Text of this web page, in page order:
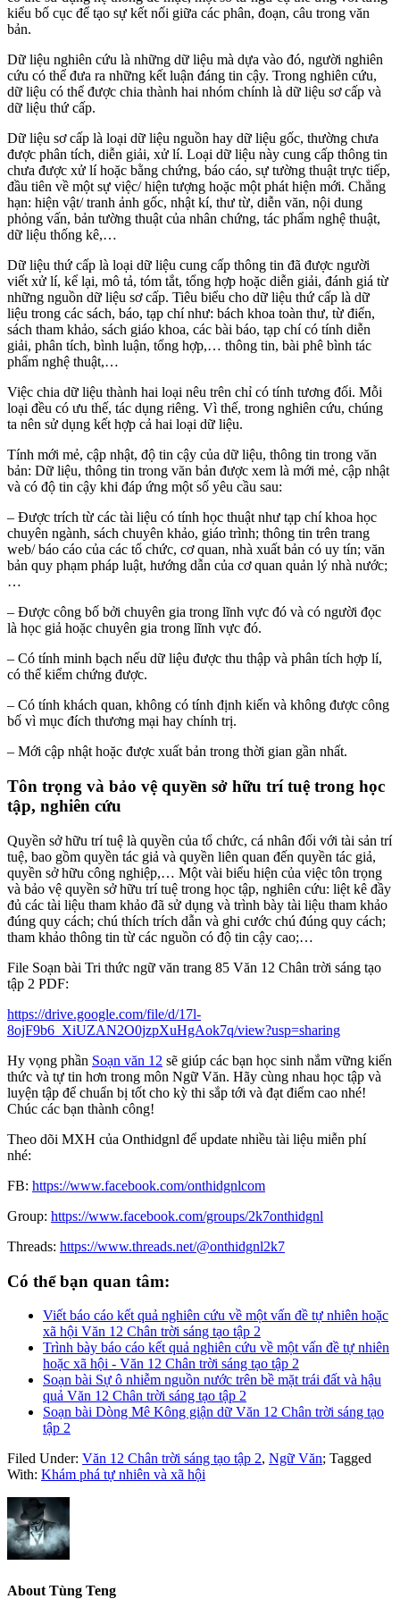
kiểu bố cục để tạo sự kết nối giữa các phân, đoạn, câu trong văn
bản.
Dữ liệu nghiên cứu là những dữ liệu mà dựa vào đó, người nghiên
cứu có thể đưa ra những kết luận đáng tin cậy. Trong nghiên cứu,
dữ liệu có thể được chia thành hai nhóm chính là dữ liệu sơ cấp và
dữ liệu thứ cấp.
Dữ liệu sơ cấp là loại dữ liệu nguồn hay dữ liệu gốc, thường chưa
được phân tích, diễn giải, xử lí. Loại dữ liệu này cung cấp thông tin
chưa được xử lí hoặc bằng chứng, báo cáo, sự tường thuật trực tiếp,
đầu tiên về một sự việc/ hiện tượng hoặc một phát hiện mới. Chẳng
hạn: hiện vật/ tranh ảnh gốc, nhật kí, thư từ, diễn văn, nội dung
phỏng vấn, bản tường thuật của nhân chứng, tác phẩm nghệ thuật,
dữ liệu thống kê,…
Dữ liệu thứ cấp là loại dữ liệu cung cấp thông tin đã được người
viết xử lí, kể lại, mô tả, tóm tắt, tổng hợp hoặc diễn giải, đánh giá từ
những nguồn dữ liệu sơ cấp. Tiêu biểu cho dữ liệu thứ cấp là dữ
liệu trong các sách, báo, tạp chí như: bách khoa toàn thư, từ điển,
sách tham khảo, sách giáo khoa, các bài báo, tạp chí có tính diễn
giải, phân tích, bình luận, tổng hợp,… thông tin, bài phê bình tác
phẩm nghệ thuật,…
Việc chia dữ liệu thành hai loại nêu trên chỉ có tính tương đối. Mỗi
loại đều có ưu thế, tác dụng riêng. Vì thế, trong nghiên cứu, chúng
ta nên sử dụng kết hợp cả hai loại dữ liệu.
Tính mới mẻ, cập nhật, độ tin cậy của dữ liệu, thông tin trong văn
bản: Dữ liệu, thông tin trong văn bản được xem là mới mẻ, cập nhật
và có độ tin cậy khi đáp ứng một số yêu cầu sau:
– Được trích từ các tài liệu có tính học thuật như tạp chí khoa học
chuyên ngành, sách chuyên khảo, giáo trình; thông tin trên trang
web/ báo cáo của các tổ chức, cơ quan, nhà xuất bản có uy tín; văn
bản quy phạm pháp luật, hướng dẫn của cơ quan quản lý nhà nước;
…
– Được công bố bởi chuyên gia trong lĩnh vực đó và có người đọc
là học giả hoặc chuyên gia trong lĩnh vực đó.
– Có tính minh bạch nếu dữ liệu được thu thập và phân tích hợp lí,
có thể kiểm chứng được.
– Có tính khách quan, không có tính định kiến và không được công
bố vì mục đích thương mại hay chính trị.
– Mới cập nhật hoặc được xuất bản trong thời gian gần nhất.
Tôn trọng và bảo vệ quyền sở hữu trí tuệ trong học
tập, nghiên cứu
Quyền sở hữu trí tuệ là quyền của tổ chức, cá nhân đối với tài sản trí
tuệ, bao gồm quyền tác giả và quyền liên quan đến quyền tác giả,
quyền sở hữu công nghiệp,… Một vài biểu hiện của việc tôn trọng
và bảo vệ quyền sở hữu trí tuệ trong học tập, nghiên cứu: liệt kê đầy
đủ các tài liệu tham khảo đã sử dụng và trình bày tài liệu tham khảo
đúng quy cách; chú thích trích dẫn và ghi cước chú đúng quy cách;
tham khảo thông tin từ các nguồn có độ tin cậy cao;…
File Soạn bài Tri thức ngữ văn trang 85 Văn 12 Chân trời sáng tạo
tập 2 PDF:
https://drive.google.com/file/d/17l-
8ojF9b6_XiUZAN2O0jzpXuHgAok7q/view?usp=sharing
Hy vọng phần Soạn văn 12 sẽ giúp các bạn học sinh nắm vững kiến
thức và tự tin hơn trong môn Ngữ Văn. Hãy cùng nhau học tập và
luyện tập để chuẩn bị tốt cho kỳ thi sắp tới và đạt điểm cao nhé!
Chúc các bạn thành công!
Theo dõi MXH của Onthidgnl để update nhiều tài liệu miễn phí
nhé:
FB: https://www.facebook.com/onthidgnlcom
Group: https://www.facebook.com/groups/2k7onthidgnl
Threads: https://www.threads.net/@onthidgnl2k7
Có thể bạn quan tâm:
Viết báo cáo kết quả nghiên cứu về một vấn đề tự nhiên hoặc
xã hội Văn 12 Chân trời sáng tạo tập 2
Trình bày báo cáo kết quả nghiên cứu về một vấn đề tự nhiên
hoặc xã hội - Văn 12 Chân trời sáng tạo tập 2
Soạn bài Sự ô nhiễm nguồn nước trên bề mặt trái đất và hậu
quả Văn 12 Chân trời sáng tạo tập 2
Soạn bài Dòng Mê Kông giận dữ Văn 12 Chân trời sáng tạo
tập 2
Filed Under: Văn 12 Chân trời sáng tạo tập 2, Ngữ Văn; Tagged
With: Khám phá tự nhiên và xã hội
About Tùng Teng